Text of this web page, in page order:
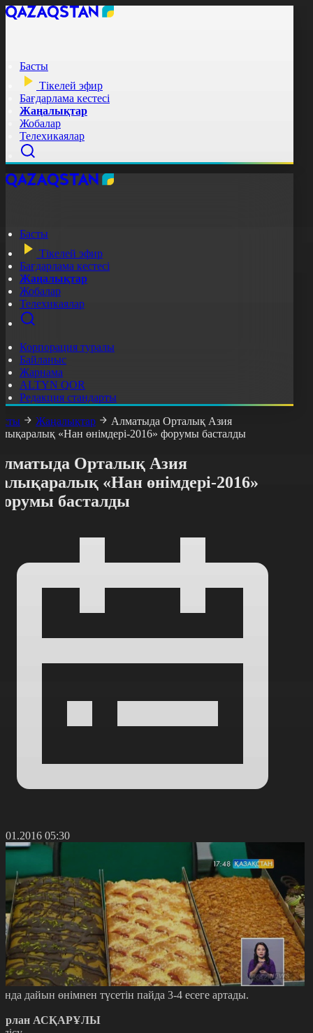
Басты
Тікелей эфир
Бағдарлама кестесі
Жаңалықтар
Жобалар
Телехикаялар
Басты
Тікелей эфир
Бағдарлама кестесі
Жаңалықтар
Жобалар
Телехикаялар
Корпорация туралы
Байланыс
Жарнама
ALTYN QOR
Редакция стандарты
Жаңалықтар
Алматыда Орталық Азия
«Нан өнімдері-2016» форумы басталды
Орталық Азия
«Нан өнімдері-2016»
басталды
05:30
дайын өнімнен түсетін пайда 3-4 есеге артады.
АСҚАРҰЛЫ